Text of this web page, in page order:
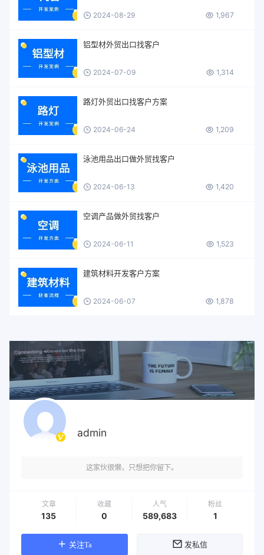
2024-08-29 1,967
铝型材外贸出口找客户
2024-07-09 1,314
路灯外贸出口找客户方案
2024-06-24 1,209
泳池用品出口做外贸找客户
2024-06-13 1,420
空调产品做外贸找客户
2024-06-11 1,523
建筑材料开发客户方案
2024-06-07 1,878
admin
这家伙很懒，只想把你留下。
文章
135
收藏
0
人气
589,683
粉丝
1
关注Ta 发私信